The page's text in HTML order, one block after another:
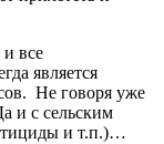
все
является
Не говоря уже
и с сельским
и т.п.)…